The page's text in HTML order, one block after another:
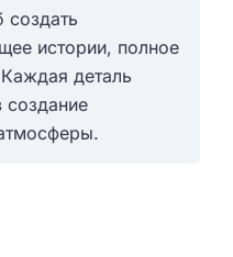
истории, полное
деталь
создание